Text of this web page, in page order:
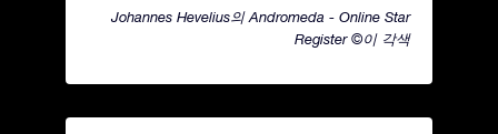
Johannes Hevelius의 Andromeda - Online Star
Register ©이 각색